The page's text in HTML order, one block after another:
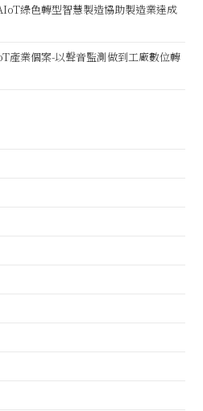
綠色轉型智慧製造協助製造業達成
產業個案-以聲音監測做到工廠數位轉